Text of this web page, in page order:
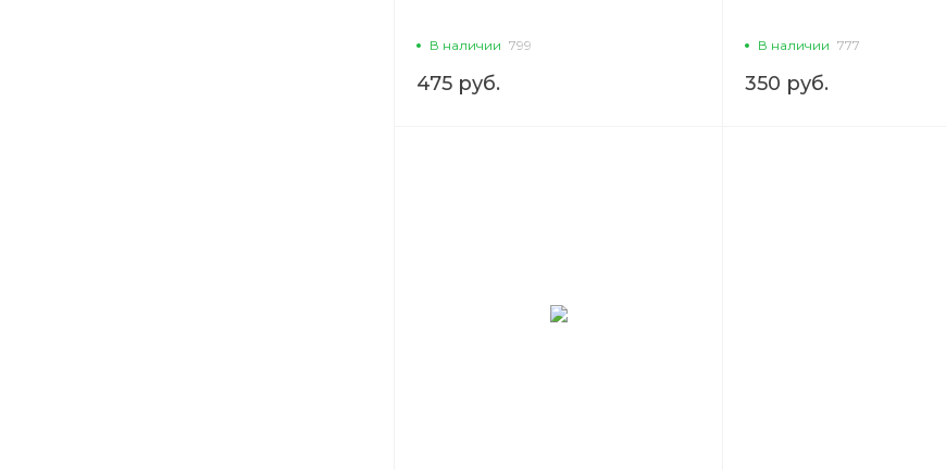
В наличии 799
475 руб.
В наличии 777
350 руб.